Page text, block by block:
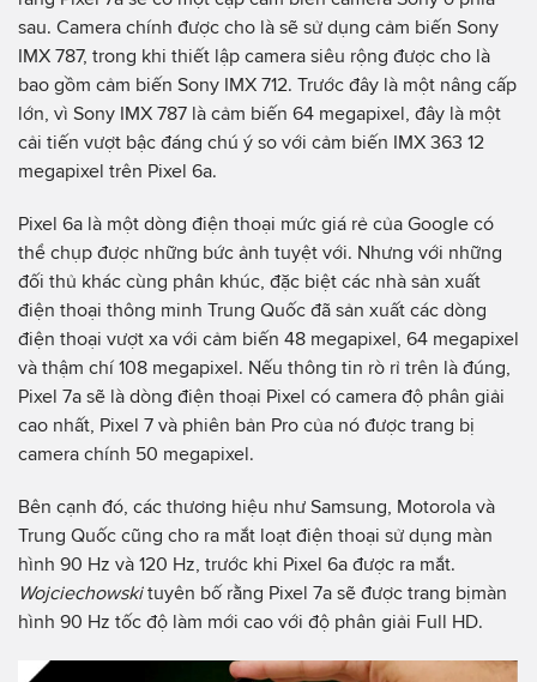
sau. Camera chính được cho là sẽ sử dụng cảm biến Sony
IMX 787, trong khi thiết lập camera siêu rộng được cho là
bao gồm cảm biến Sony IMX 712. Trước đây là một nâng cấp
lớn, vì Sony IMX 787 là cảm biến 64 megapixel, đây là một
cải tiến vượt bậc đáng chú ý so với cảm biến IMX 363 12
megapixel trên Pixel 6a.
Pixel 6a là một dòng điện thoại mức giá rẻ của Google có
thể chụp được những bức ảnh tuyệt với. Nhưng với những
đối thủ khác cùng phân khúc, đặc biệt các nhà sản xuất
điện thoại thông minh Trung Quốc đã sản xuất các dòng
điện thoại vượt xa với cảm biến 48 megapixel, 64 megapixel
và thậm chí 108 megapixel. Nếu thông tin rò rỉ trên là đúng,
Pixel 7a sẽ là dòng điện thoại Pixel có camera độ phân giải
cao nhất, Pixel 7 và phiên bản Pro của nó được trang bị
camera chính 50 megapixel.
Bên cạnh đó, các thương hiệu như Samsung, Motorola và
Trung Quốc cũng cho ra mắt loạt điện thoại sử dụng màn
hình 90 Hz và 120 Hz, trước khi Pixel 6a được ra mắt.
Wojciechowskituyên bố rằng Pixel 7a sẽ được trang bịmàn
hình 90 Hz tốc độ làm mới cao với độ phân giải Full HD.